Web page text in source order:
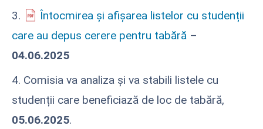
3.
Întocmirea și afișarea listelor cu studenții
care au depus cerere pentru tabără –
04.06.2025
4. Comisia va analiza și va stabili listele cu
studenții care beneficiază de loc de tabără,
05.06.2025.